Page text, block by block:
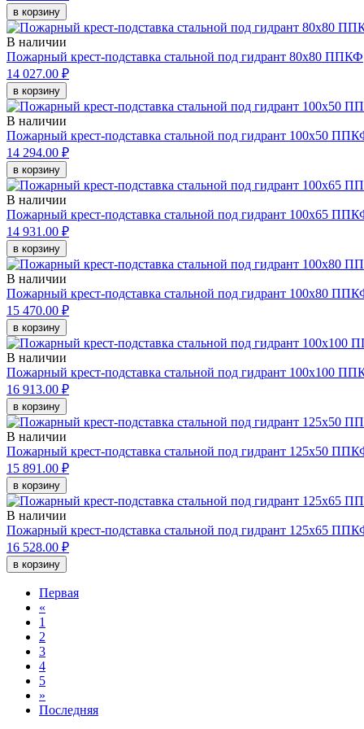
в корзину
В наличии
Пожарный крест-подставка стальной под гидрант 80х80 ППКФ
14 027.00 ₽
в корзину
В наличии
Пожарный крест-подставка стальной под гидрант 100х50
14 294.00 ₽
в корзину
В наличии
Пожарный крест-подставка стальной под гидрант 100х65
14 931.00 ₽
в корзину
В наличии
Пожарный крест-подставка стальной под гидрант 100х80
15 470.00 ₽
в корзину
В наличии
Пожарный крест-подставка стальной под гидрант 100х100
16 913.00 ₽
в корзину
В наличии
Пожарный крест-подставка стальной под гидрант 125х50
15 891.00 ₽
в корзину
В наличии
Пожарный крест-подставка стальной под гидрант 125х65
16 528.00 ₽
в корзину
Первая
«
1
2
3
4
5
»
Последняя